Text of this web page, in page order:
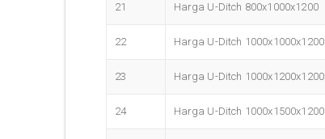
21 Harga U-Ditch 800x1000x1200
22 Harga U-Ditch 1000x1000x1200
23 Harga U-Ditch 1000x1200x1200
24 Harga U-Ditch 1000x1500x1200